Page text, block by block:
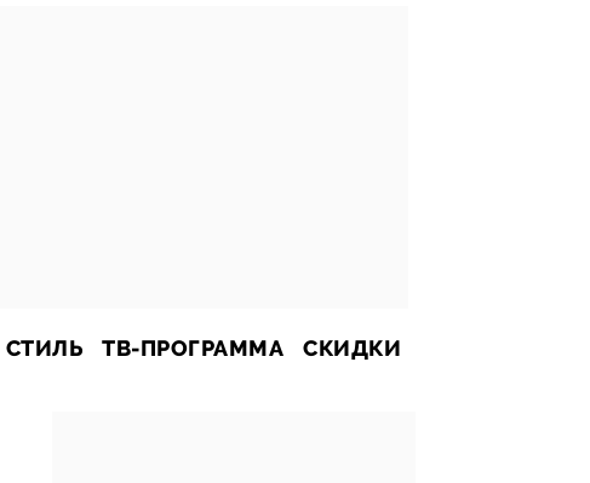
СТИЛЬ ТВ-ПРОГРАММА СКИДКИ